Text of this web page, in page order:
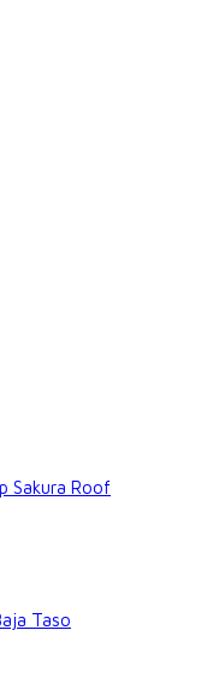
Sakura Roof
Taso